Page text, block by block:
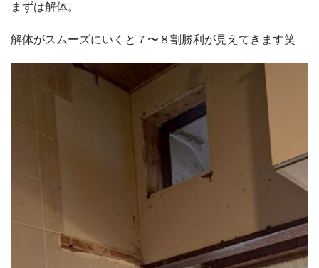
まずは解体。
解体がスムーズにいくと７〜８割勝利が見えてきます笑